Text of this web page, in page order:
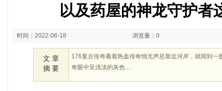
以及药屋的神龙守护者
时间：2022-06-18 浏览量：0
文 章
摘 要
176复古传奇看着热血传奇悄无声息靠近河岸，就闻到一
奇眼中呈浅淡的灰色…